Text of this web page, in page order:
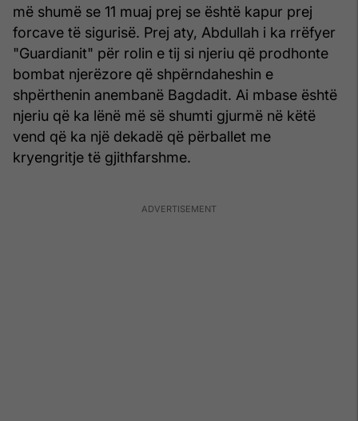
më shumë se 11 muaj prej se është kapur prej
forcave të sigurisë. Prej aty, Abdullah i ka rrëfyer
"Guardianit" për rolin e tij si njeriu që prodhonte
bombat njerëzore që shpërndaheshin e
shpërthenin anembanë Bagdadit. Ai mbase është
njeriu që ka lënë më së shumti gjurmë në këtë
vend që ka një dekadë që përballet me
kryengritje të gjithfarshme.